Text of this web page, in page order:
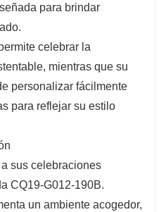
o envolver
aporta alegría festiva
atención a los
190B presenta hojas
completa y
se combinan a la
estilos de decoración,
opción versátil para
para brindar
celebrar la
mientras que su
personalizar fácilmente
para reflejar su estilo
sus celebraciones
CQ19-G012-190B.
un ambiente acogedor,